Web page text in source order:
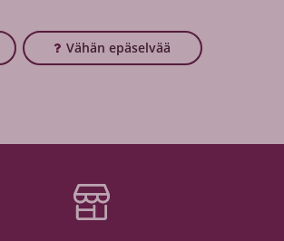
Vähän epäselvää